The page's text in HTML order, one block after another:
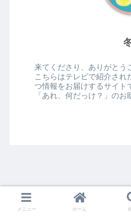
来てくださり、ありがとう
こちらはテレビで紹介され
つ情報をお届けするサイト
「あれ、何だっけ？」のお
メニュー ホーム